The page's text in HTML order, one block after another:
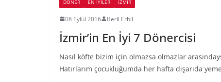
DÖNER EN İYILER İZMIR
08 Eylül 2016 Beril Erbil
İzmir’in En İyi 7 Dönercisi
Nasıl köfte bizim için olmazsa olmazlar
Hatırlarım çocukluğumda her hafta dışarıda